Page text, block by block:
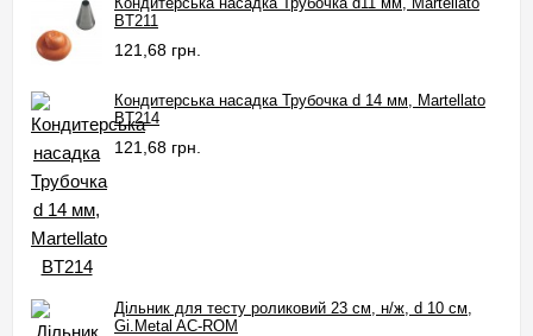
BT211
121,68 грн.
Кондитерська насадка Трубочка d 14 мм, Martellato
BT214
121,68 грн.
Дільник для тесту роликовий 23 см, н/ж, d 10 см,
Gi.Metal AC-ROM